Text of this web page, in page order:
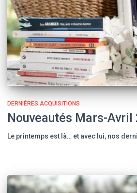
DERNIÈRES ACQUISITIONS
Nouveautés Mars-Avril
Le printemps est là… et avec lui, nos